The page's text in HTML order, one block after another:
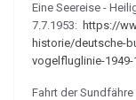
Eine Seereise -
7.7.1953: https://
historie/deutsche-
vogelfluglinie-1949-
Fahrt der